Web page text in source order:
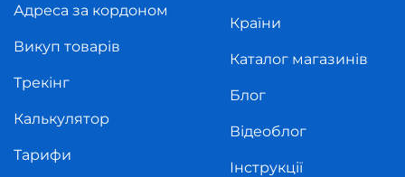
Адреса за кордоном
Викуп товарів
Трекінг
Калькулятор
Тарифи
Країни
Каталог магазинів
Блог
Відеоблог
Інструкції